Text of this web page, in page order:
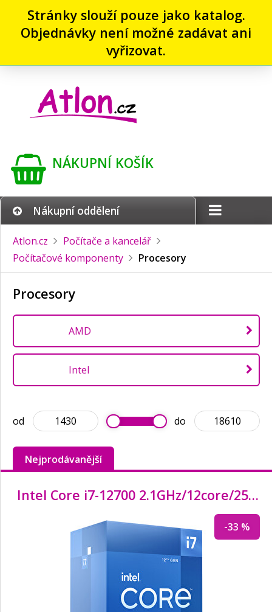
Stránky slouží pouze jako katalog.
Objednávky není možné zadávat ani
vyřizovat.
NÁKUPNÍ KOŠÍK
Nákupní oddělení
Atlon.cz
Počítače a kancelář
Počítačové komponenty
Procesory
Procesory
AMD
Intel
od do
Nejprodávanější
Intel Core i7-12700 2.1GHz/12core/25MB/
-33 %